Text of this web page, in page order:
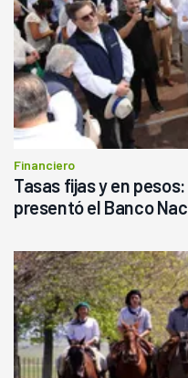
Financiero
Tasas fijas y en
presentó el Banco